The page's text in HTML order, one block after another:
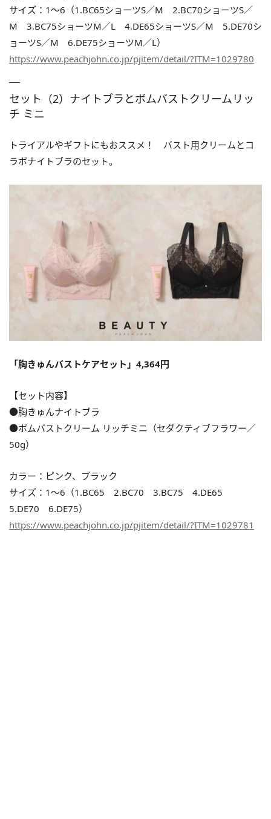
サイズ：1～6（1.BC65ショーツS／M 2.BC70ショーツS／
M 3.BC75ショーツM／L 4.DE65ショーツS／M 5.DE70シ
ョーツS／M 6.DE75ショーツM／L）
https://www.peachjohn.co.jp/pjitem/detail/?ITM=1029780
セット（2）ナイトブラとボムバストクリームリッ
チ ミニ
トライアルやギフトにもおススメ！ バスト用クリームとコ
ラボナイトブラのセット。
「胸きゅんバストケアセット」4,364円
【セット内容】
●胸きゅんナイトブラ
●ボムバストクリーム リッチミニ（セダクティブフラワー／
50g）
カラー：ピンク、ブラック
サイズ：1～6（1.BC65 2.BC70 3.BC75 4.DE65
5.DE70 6.DE75）
https://www.peachjohn.co.jp/pjitem/detail/?ITM=1029781